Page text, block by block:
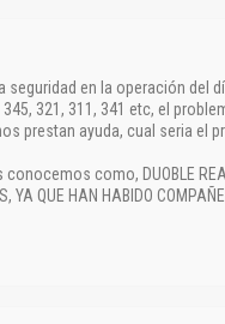
seguridad en la operación del
321, 311, 341 etc, el
prestan ayuda, cual seria el
como, DUOBLE
YA QUE HAN HABIDO